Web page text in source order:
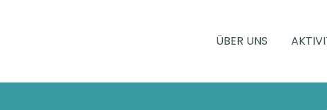
ÜBER UNS